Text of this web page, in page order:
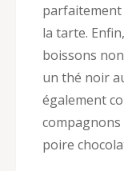
parfaitement
la tarte.
boissons
un thé noir
également
poire